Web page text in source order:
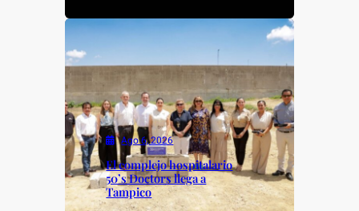
Ago 6, 2026
El complejo hospitalario
50’s Doctors llega a
Tampico